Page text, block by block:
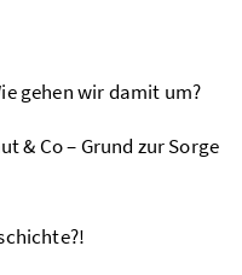
gehen wir damit um?
& Co – Grund zur Sorge